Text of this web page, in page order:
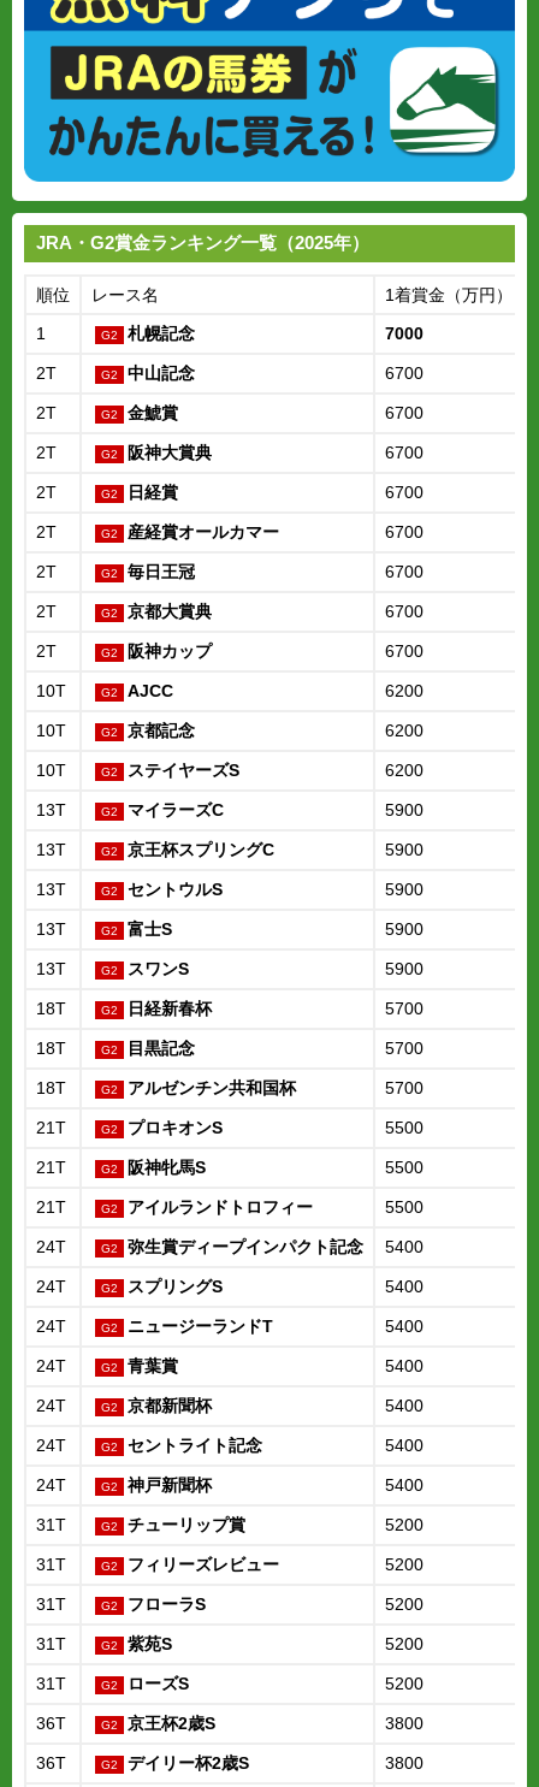
JRA・G2賞金ランキング一覧（2025年）
順位 レース名 1着賞金（万円）
1
札幌記念 7000
2T 中山記念 6700
2T 金鯱賞 6700
2T 阪神大賞典 6700
2T 日経賞 6700
2T 産経賞オールカマー 6700
2T 毎日王冠 6700
2T 京都大賞典 6700
2T 阪神カップ 6700
10T AJCC 6200
10T 京都記念 6200
10T ステイヤーズS 6200
13T マイラーズC 5900
13T 京王杯スプリングC 5900
13T セントウルS 5900
13T 富士S 5900
13T スワンS 5900
18T 日経新春杯 5700
18T 目黒記念 5700
18T アルゼンチン共和国杯 5700
21T プロキオンS 5500
21T 阪神牝馬S 5500
21T アイルランドトロフィー 5500
24T 弥生賞ディープインパクト記念 5400
24T スプリングS 5400
24T ニュージーランドT 5400
24T 青葉賞 5400
24T 京都新聞杯 5400
24T セントライト記念 5400
24T 神戸新聞杯 5400
31T チューリップ賞 5200
31T フィリーズレビュー 5200
31T フローラS 5200
31T 紫苑S 5200
31T ローズS 5200
36T 京王杯2歳S 3800
36T デイリー杯2歳S 3800